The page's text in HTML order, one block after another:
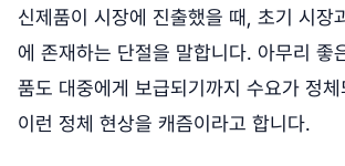
신제품이 시장에 진출했을 때, 초기 시장
에 존재하는 단절을 말합니다. 아무리 좋
품도 대중에게 보급되기까지 수요가 정
이런 정체 현상을 캐즘이라고 합니다.